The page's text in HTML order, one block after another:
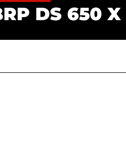
DS 650